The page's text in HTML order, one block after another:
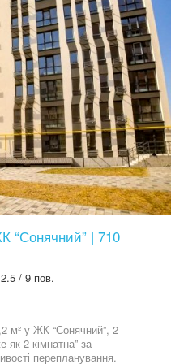
індивідуальних котлів -
системою доочистки
вживати воду з-під
«без авто та сторонніх»,
включно з
дітей у дворі
різної спрямованості зі
- для автомобілів
передбачена
буде зарядка для
- майданчик для
зупинка громадського
“Сонячний” | 710
2.5 / 9 пов.
м² у ЖК “Сонячний”, 2
2-кімнатна” за
перепланування.